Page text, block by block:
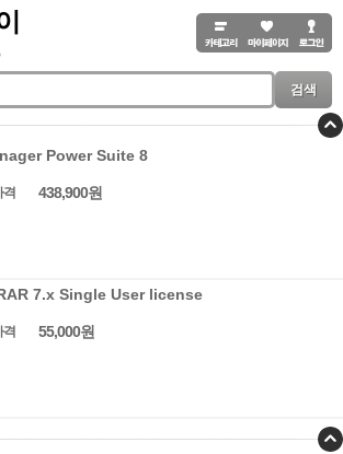
검색
Power Suite 8
격 438,900원
7.x Single User license
격 55,000원